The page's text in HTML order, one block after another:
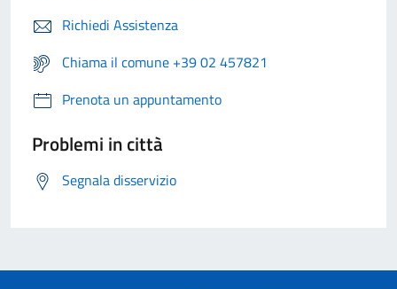
Richiedi Assistenza
Chiama il comune +39 02 457821
Prenota un appuntamento
Problemi in città
Segnala disservizio